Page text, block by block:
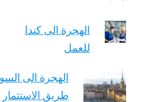
الهجرة الى كندا
للعمل
الهجرة الى
طريق الاستثمار